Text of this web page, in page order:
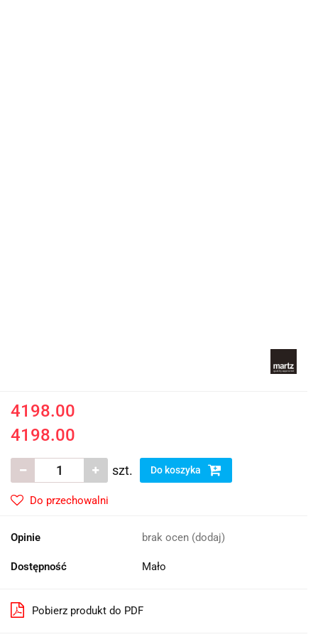
4198.00
4198.00
szt. Do koszyka
Do przechowalni
Opinie brak ocen (dodaj)
Dostępność Mało
Pobierz produkt do PDF